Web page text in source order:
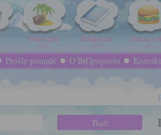
Putovanja
(23)
Edukacija
(37)
Hrana i
(2)
Prošle ponude O BiGpopustu Kontakt